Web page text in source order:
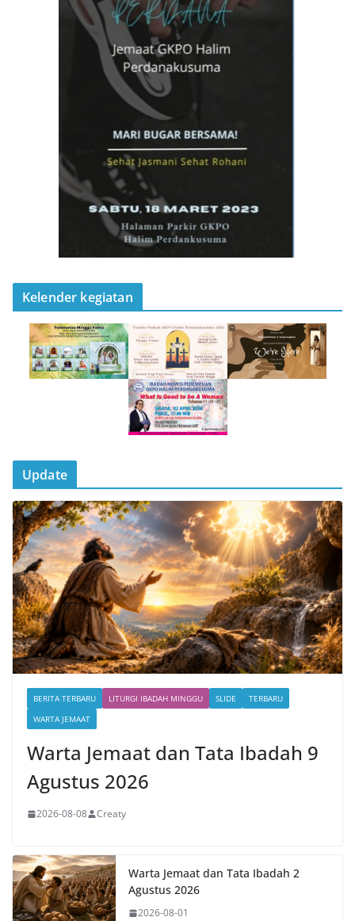
Kelender kegiatan
Update
BERITA TERBARU LITURGI IBADAH MINGGU SLIDE
TERBARU
WARTA JEMAAT
Warta Jemaat dan Tata Ibadah 9
Agustus 2026
2026-08-08 Creaty
Warta Jemaat dan Tata Ibadah 2
Agustus 2026
2026-08-01